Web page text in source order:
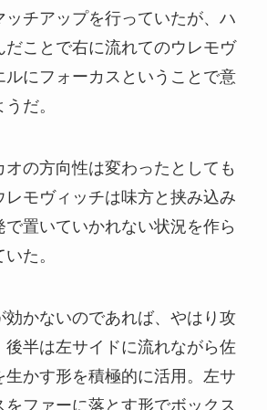
ッチアップを行っていたが、ハ
だことで右に流れてのウレモヴ
ルにフォーカスということで意
だ。
の方向性は変わったとしても
レモヴィッチは味方と挟み込み
で置いていかれない状況を作ら
た。
かないのであれば、やはり攻
後半は左サイドに流れながら佐
生かす形を積極的に活用。左サ
をファーに落とす形でボックス